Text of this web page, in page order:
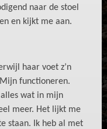
naar de stoel
en kijkt me aan.
haar voet z’n
functioneren.
wat in mijn
meer. Het lijkt me
staan. Ik heb al met